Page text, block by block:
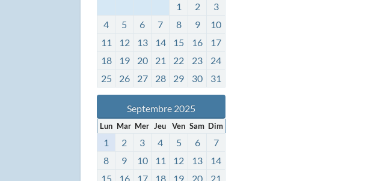
1 2
3
4
5 6 7 8 9
10
11
12 13 14 15 16
17
18
19 20 21 22 23
24
25
26 27 28 29 30 31
Septembre 2025
Lun Mar Mer Jeu Ven Sam Dim
1 2 3 4 5 6
7
8
9 10 11 12 13
14
15
16 17 18 19 20 21